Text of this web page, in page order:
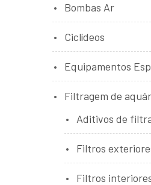
Bombas Ar
Ciclídeos
Equipamentos
Filtragem de
Aditivos de
Filtros
Filtros